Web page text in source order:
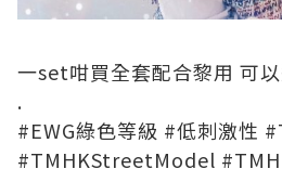
一set咁買全套配合黎用 可
.
#EWG綠色等級 #低刺激性
#TMHKStreetModel